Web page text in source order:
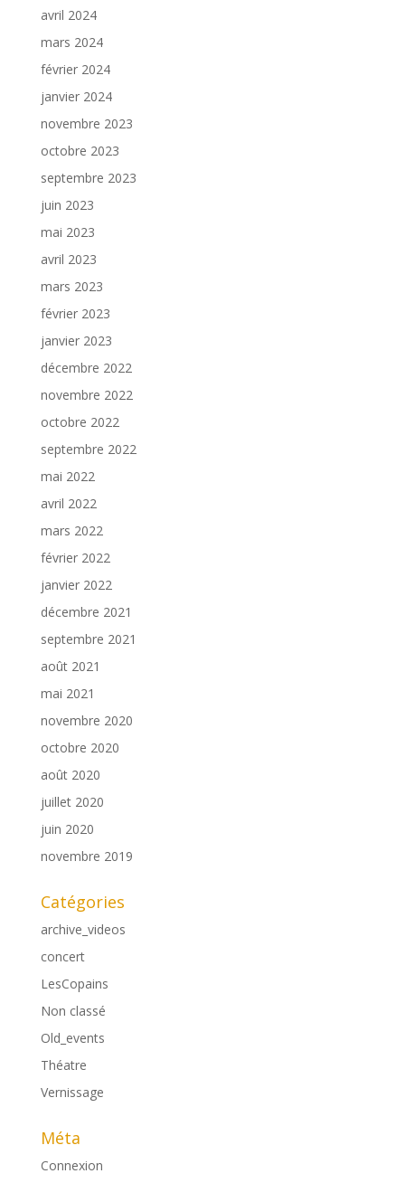
avril 2024
mars 2024
février 2024
janvier 2024
novembre 2023
octobre 2023
septembre 2023
juin 2023
mai 2023
avril 2023
mars 2023
février 2023
janvier 2023
décembre 2022
novembre 2022
octobre 2022
septembre 2022
mai 2022
avril 2022
mars 2022
février 2022
janvier 2022
décembre 2021
septembre 2021
août 2021
mai 2021
novembre 2020
octobre 2020
août 2020
juillet 2020
juin 2020
novembre 2019
Catégories
archive_videos
concert
LesCopains
Non classé
Old_events
Théatre
Vernissage
Méta
Connexion